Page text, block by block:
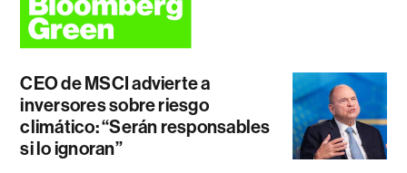
CEO de MSCI advierte a
inversores sobre riesgo
climático: “Serán responsables
si lo ignoran”